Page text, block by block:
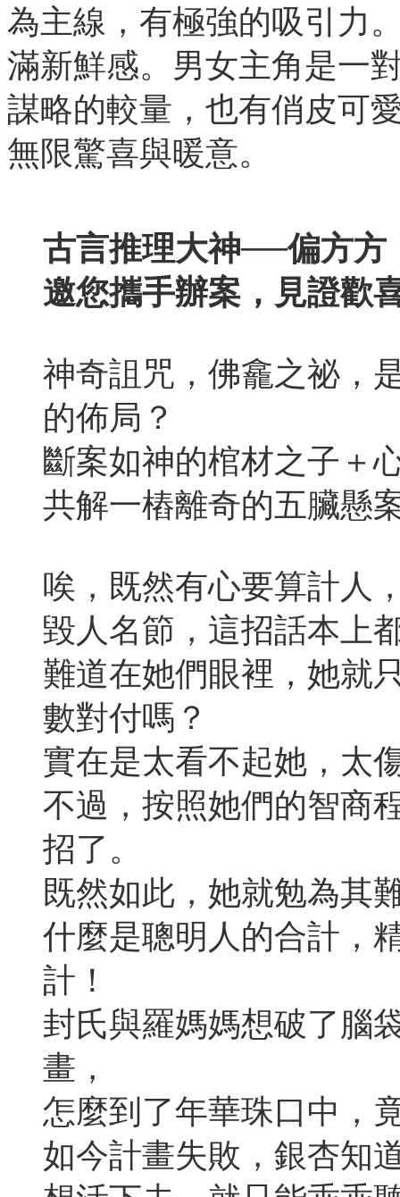
為主線，有極強的吸引力
滿新鮮感。男女主角是一
謀略的較量，也有俏皮可
無限驚喜與暖意。
古言推理大神──偏方方
邀您攜手辦案，見證歡
神奇詛咒，佛龕之祕，
的佈局？
斷案如神的棺材之子＋
共解一樁離奇的五臟懸
唉，既然有心要算計人
毀人名節，這招話本上
難道在她們眼裡，她就
數對付嗎？
實在是太看不起她，太
不過，按照她們的智商
招了。
既然如此，她就勉為其
什麼是聰明人的合計，
計！
封氏與羅媽媽想破了腦
畫，
怎麼到了年華珠口中，
如今計畫失敗，銀杏知